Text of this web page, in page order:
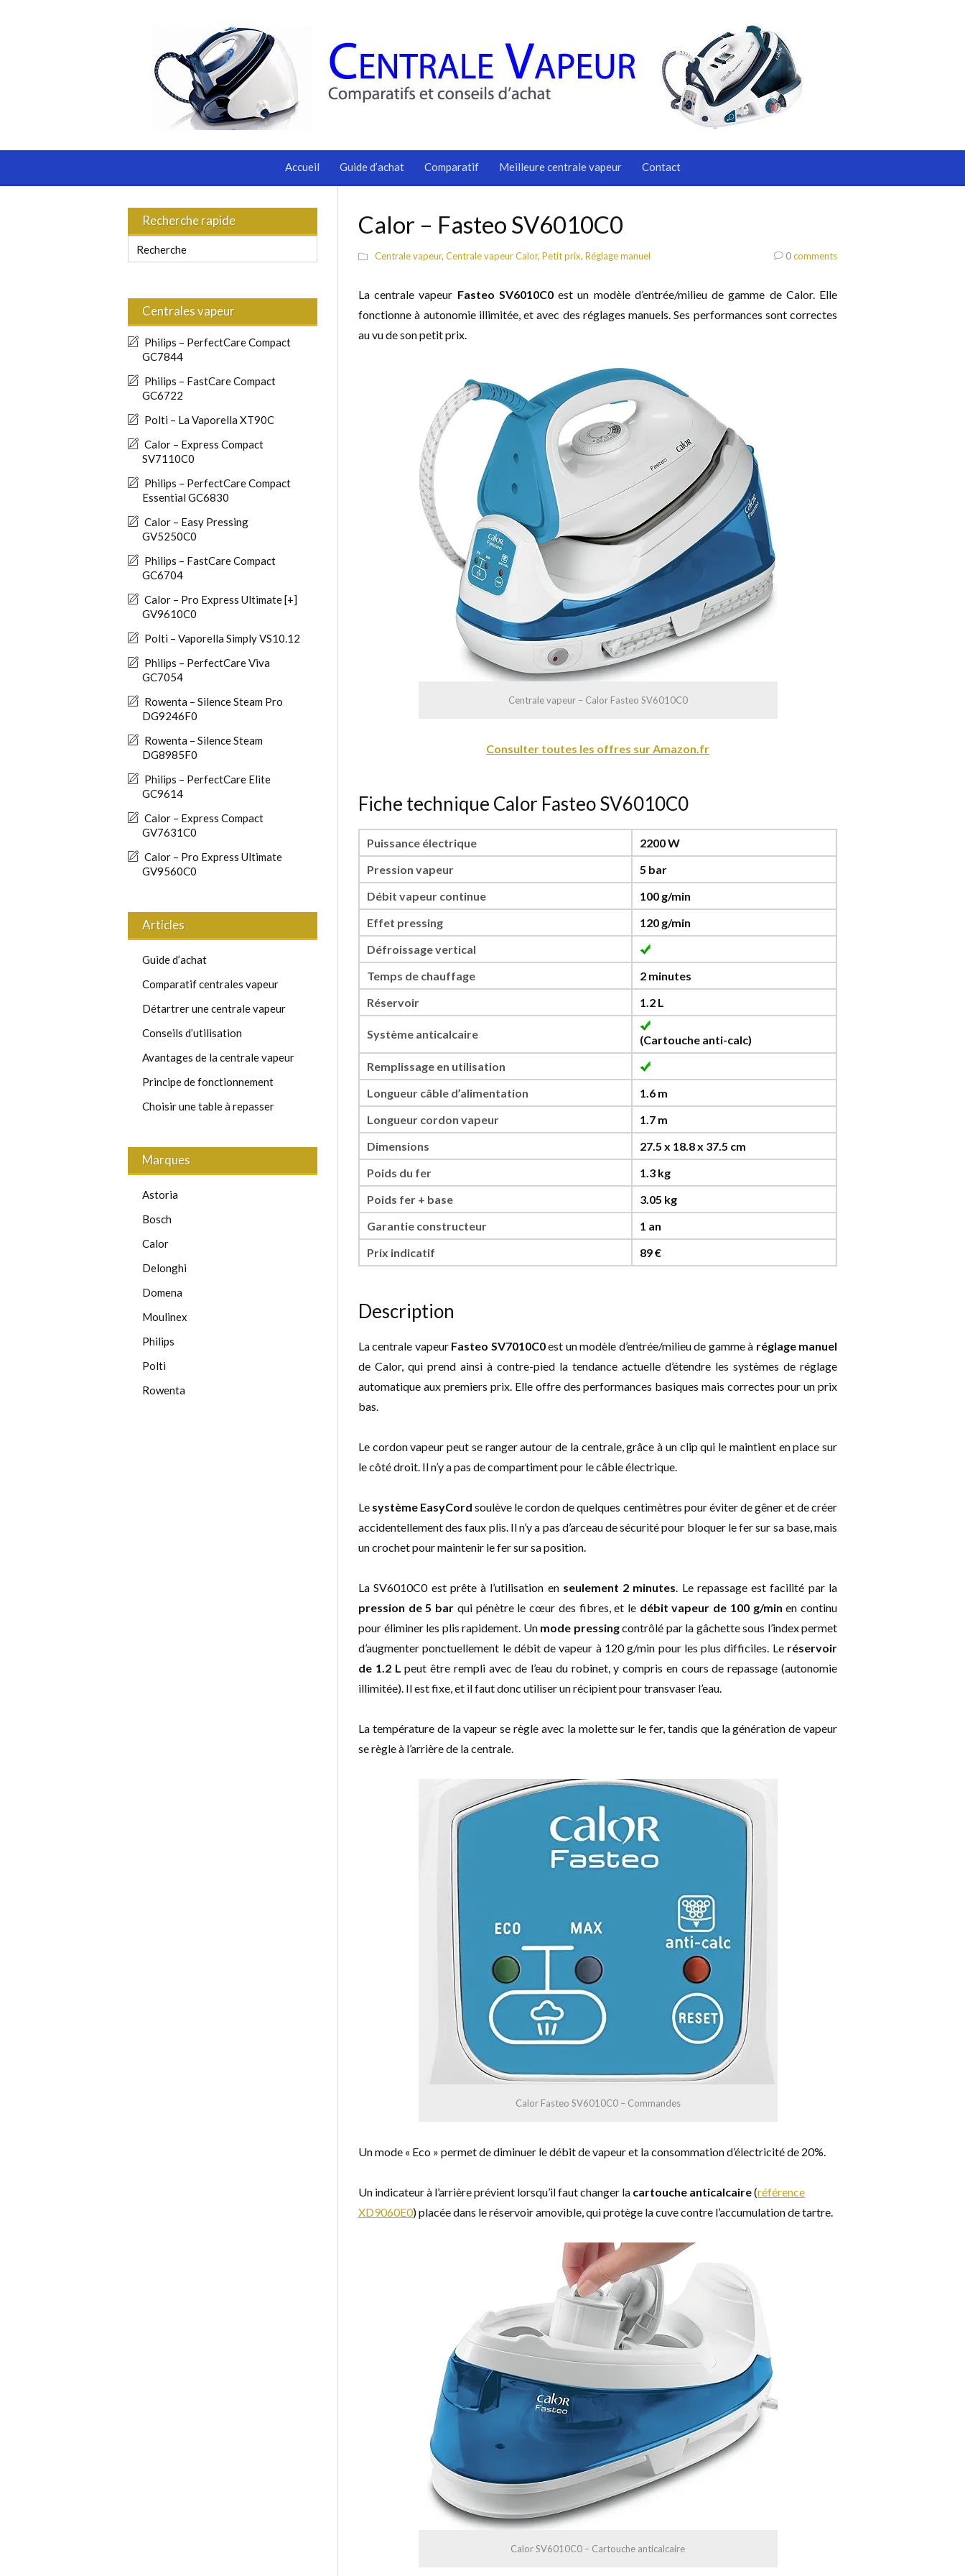
Accueil Guide d’achat Comparatif Meilleure centrale vapeur Contact
Calor – Fasteo SV6010C0
Centrale vapeur, Centrale vapeur Calor, Petit prix, Réglage manuel 0comments
La centrale vapeur Fasteo SV6010C0est un modèle d’entrée/milieu de gamme de Calor. Elle
fonctionne à autonomie illimitée, et avec des réglages manuels. Ses performances sont correctes
au vu de son petit prix.
Centrale vapeur – Calor Fasteo SV6010C0
Consulter toutes les offres sur Amazon.fr
Fiche technique Calor Fasteo SV6010C0
Puissance électrique
2200 W
Pression vapeur
5 bar
Débit vapeur continue
100 g/min
Effet pressing
120 g/min
Défroissage vertical
Temps de chauffage
2 minutes
Réservoir
1.2 L
Système anticalcaire
(Cartouche anti-calc)
Remplissage en utilisation
Longueur câble d’alimentation
1.6 m
Longueur cordon vapeur
1.7 m
Dimensions
27.5 x 18.8 x 37.5 cm
Poids du fer
1.3 kg
Poids fer + base
3.05 kg
Garantie constructeur
1 an
Prix indicatif
89 €
Description
La centrale vapeur Fasteo SV7010C0est un modèle d’entrée/milieu de gamme à réglage manuel
de Calor, qui prend ainsi à contre-pied la tendance actuelle d’étendre les systèmes de réglage
automatique aux premiers prix. Elle offre des performances basiques mais correctes pour un prix
bas.
Le cordon vapeur peut se ranger autour de la centrale, grâce à un clip qui le maintient en place sur
le côté droit. Il n’y a pas de compartiment pour le câble électrique.
Le système EasyCord soulève le cordon de quelques centimètres pour éviter de gêner et de créer
accidentellement des faux plis. Il n’y a pas d’arceau de sécurité pour bloquer le fer sur sa base, mais
un crochet pour maintenir le fer sur sa position.
La SV6010C0 est prête à l’utilisation en seulement 2 minutes. Le repassage est facilité par la
pression de 5 bar qui pénètre le cœur des fibres, et le débit vapeur de 100 g/min en continu
pour éliminer les plis rapidement. Un mode pressingcontrôlé par la gâchette sous l’index permet
d’augmenter ponctuellement le débit de vapeur à 120 g/min pour les plus difficiles. Le réservoir
de 1.2 L peut être rempli avec de l’eau du robinet, y compris en cours de repassage (autonomie
illimitée). Il est fixe, et il faut donc utiliser un récipient pour transvaser l’eau.
La température de la vapeur se règle avec la molette sur le fer, tandis que la génération de vapeur
se règle à l’arrière de la centrale.
Calor Fasteo SV6010C0 – Commandes
Un mode « Eco » permet de diminuer le débit de vapeur et la consommation d’électricité de 20%.
Un indicateur à l’arrière prévient lorsqu’il faut changer la cartouche anticalcaire(référence
XD9060E0) placée dans le réservoir amovible, qui protège la cuve contre l’accumulation de tartre.
Calor SV6010C0 – Cartouche anticalcaire
Recherche rapide
Centrales vapeur
Philips – PerfectCare Compact
GC7844
Philips – FastCare Compact
GC6722
Polti – La Vaporella XT90C
Calor – Express Compact
SV7110C0
Philips – PerfectCare Compact
Essential GC6830
Calor – Easy Pressing
GV5250C0
Philips – FastCare Compact
GC6704
Calor – Pro Express Ultimate [+]
GV9610C0
Polti – Vaporella Simply VS10.12
Philips – PerfectCare Viva
GC7054
Rowenta – Silence Steam Pro
DG9246F0
Rowenta – Silence Steam
DG8985F0
Philips – PerfectCare Elite
GC9614
Calor – Express Compact
GV7631C0
Calor – Pro Express Ultimate
GV9560C0
Articles
Guide d’achat
Comparatif centrales vapeur
Détartrer une centrale vapeur
Conseils d’utilisation
Avantages de la centrale vapeur
Principe de fonctionnement
Choisir une table à repasser
Marques
Astoria
Bosch
Calor
Delonghi
Domena
Moulinex
Philips
Polti
Rowenta